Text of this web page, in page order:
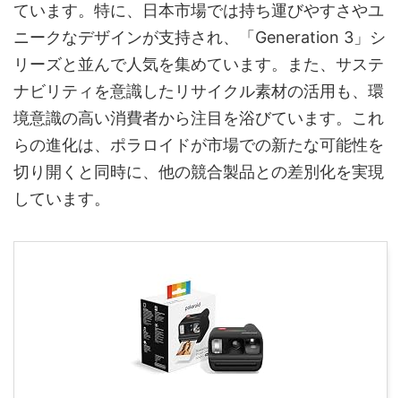
ています。特に、日本市場では持ち運びやすさやユ
ニークなデザインが支持され、「Generation 3」シ
リーズと並んで人気を集めています。また、サステ
ナビリティを意識したリサイクル素材の活用も、環
境意識の高い消費者から注目を浴びています。これ
らの進化は、ポラロイドが市場での新たな可能性を
切り開くと同時に、他の競合製品との差別化を実現
しています。